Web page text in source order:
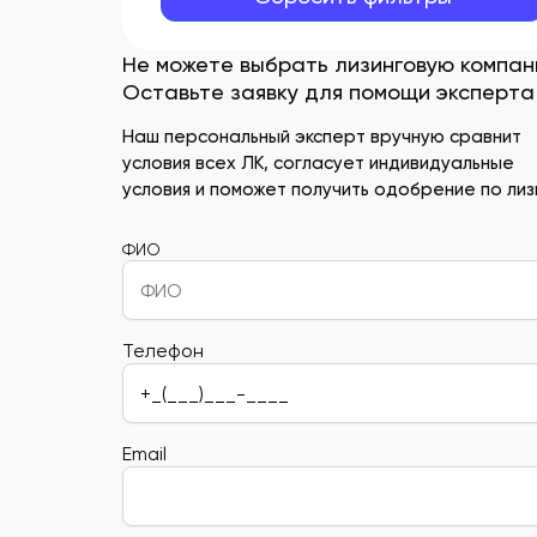
Не можете выбрать лизинговую
Оставьте заявку для помощи эксперта
Наш персональный эксперт вручную сравнит
условия всех ЛК, согласует индивидуальные
условия и поможет получить одобрение по
ФИО
Телефон
Email